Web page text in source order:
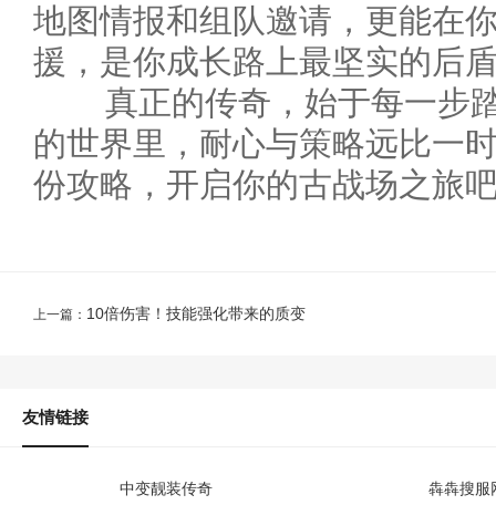
地图情报和组队邀请，更能在
援，是你成长路上最坚实的后
真正的传奇，始于每一步
的世界里，耐心与策略远比一
份攻略，开启你的古战场之旅
上一篇： 10倍伤害！技能强化带来的质变
友情链接
中变靓装传奇 犇犇搜服